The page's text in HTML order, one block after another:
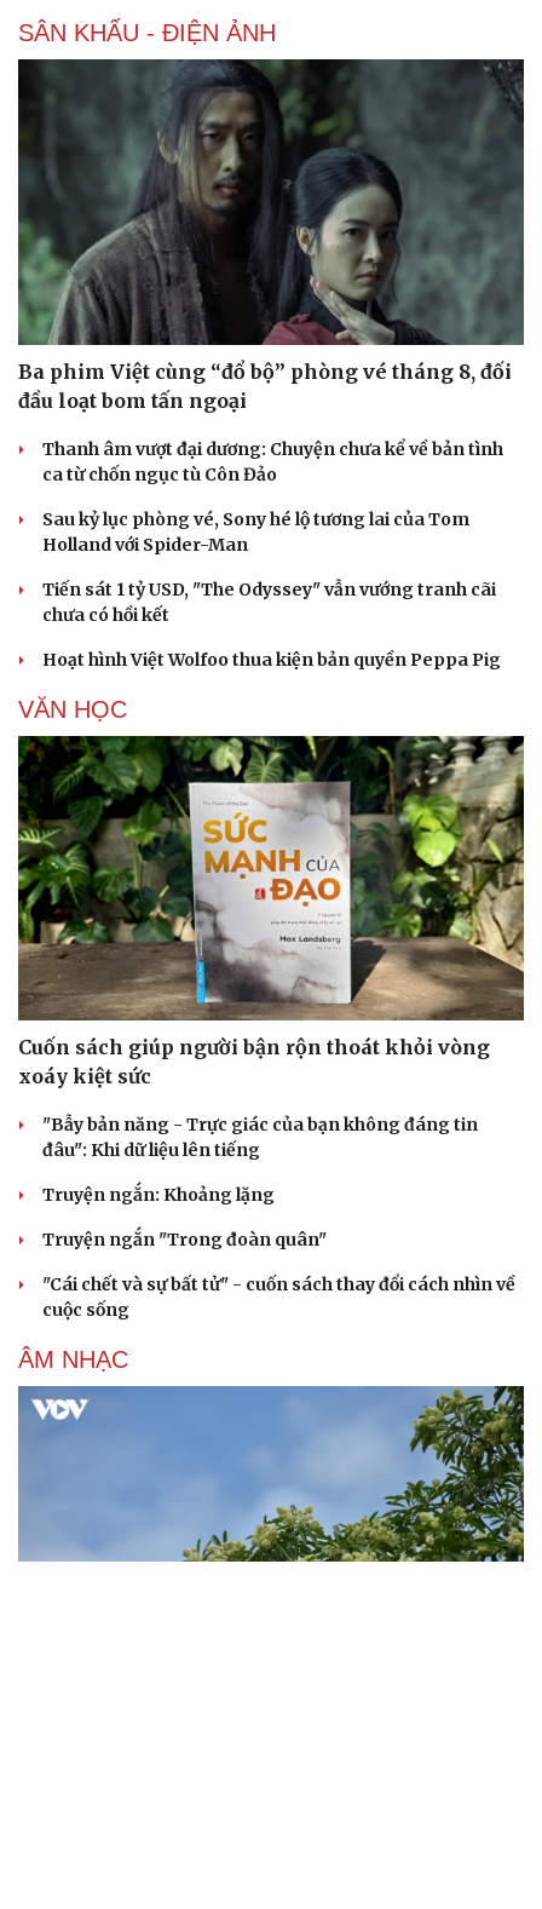
SÂN KHẤU - ĐIỆN ẢNH
Ba phim Việt cùng “đổ bộ” phòng vé tháng 8, đối
đầu loạt bom tấn ngoại
Thanh âm vượt đại dương: Chuyện chưa kể về bản tình
ca từ chốn ngục tù Côn Đảo
Sau kỷ lục phòng vé, Sony hé lộ tương lai của Tom
Holland với Spider-Man
Tiến sát 1 tỷ USD, "The Odyssey" vẫn vướng tranh cãi
chưa có hồi kết
Hoạt hình Việt Wolfoo thua kiện bản quyền Peppa Pig
VĂN HỌC
Cuốn sách giúp người bận rộn thoát khỏi vòng
xoáy kiệt sức
"Bẫy bản năng - Trực giác của bạn không đáng tin
đâu": Khi dữ liệu lên tiếng
Truyện ngắn: Khoảng lặng
Truyện ngắn "Trong đoàn quân"
"Cái chết và sự bất tử" - cuốn sách thay đổi cách nhìn về
cuộc sống
ÂM NHẠC